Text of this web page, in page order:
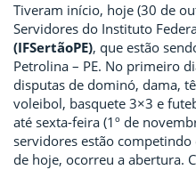
Tiveram início, hoje (30 de
Servidores do Instituto
(IFSertãoPE), que estão
Petrolina – PE. No primeiro
disputas de dominó, dama,
voleibol, basquete 3×3 e
até sexta-feira (1º de
servidores estão
de hoje, ocorreu a abertura.